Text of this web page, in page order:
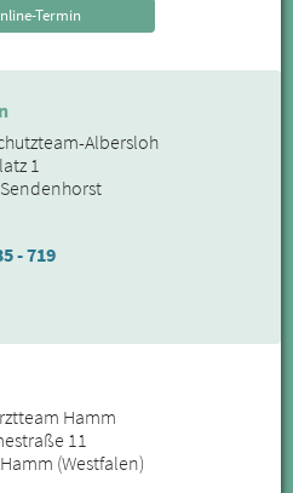
Termin
Albersloh
1
- 719
Hamm
11
(Westfalen)